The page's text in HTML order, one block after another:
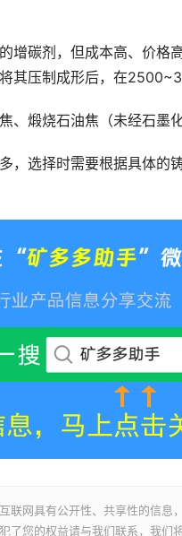
碳剂，但成本高、价格
其压制成形后，在
煅烧石油焦（未经石墨化
选择时需要根据具体的
联网具有公开性、共享性的信
了您的权益请与我们联系，我们